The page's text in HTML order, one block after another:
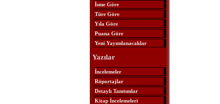
İsme Göre
Türe Göre
Yıla Göre
Puana Göre
Yeni Yayımlanacaklar
Yazılar
İncelemeler
Röportajlar
Detaylı Tanıtımlar
Kitap İncelemeleri